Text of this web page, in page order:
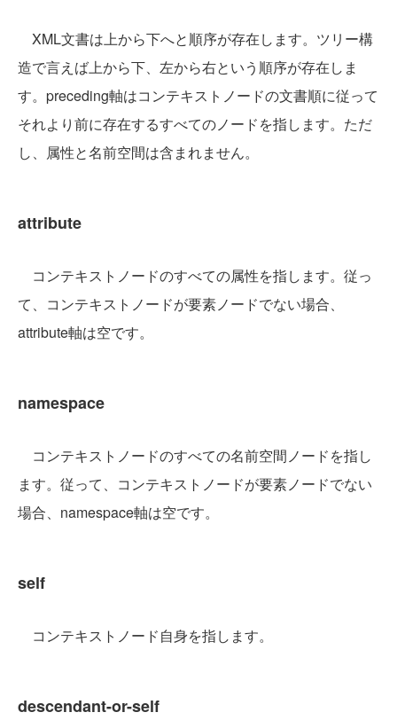
XML文書は上から下へと順序が存在します。ツリー構
造で言えば上から下、左から右という順序が存在しま
す。preceding軸はコンテキストノードの文書順に従って
それより前に存在するすべてのノードを指します。ただ
し、属性と名前空間は含まれません。
attribute
コンテキストノードのすべての属性を指します。従っ
て、コンテキストノードが要素ノードでない場合、
attribute軸は空です。
namespace
コンテキストノードのすべての名前空間ノードを指し
ます。従って、コンテキストノードが要素ノードでない
場合、namespace軸は空です。
self
コンテキストノード自身を指します。
descendant-or-self